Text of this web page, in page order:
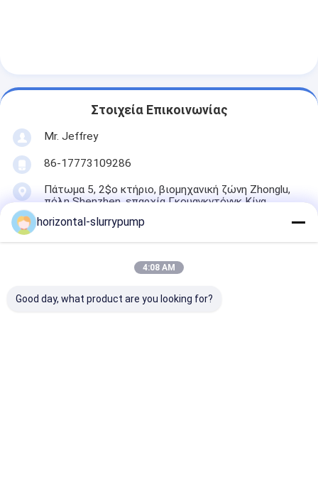
Στοιχεία Επικοινωνίας
Mr. Jeffrey
86-17773109286
Πάτωμα 5, 2$ο κτήριο, βιομηχανική ζώνη Zhonglu,
πόλη Shenzhen, επαρχία Γκουαγκντόνγκ Κίνα
horizontal-slurrypump
4:08 AM
Good day, what product are you looking for?